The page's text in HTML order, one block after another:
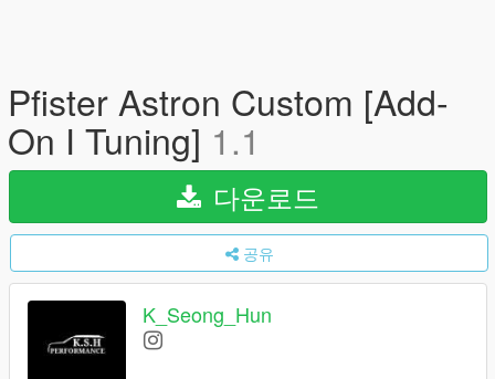
Pfister Astron Custom [Add-
On I Tuning] 1.1
다운로드
공유
K_Seong_Hun